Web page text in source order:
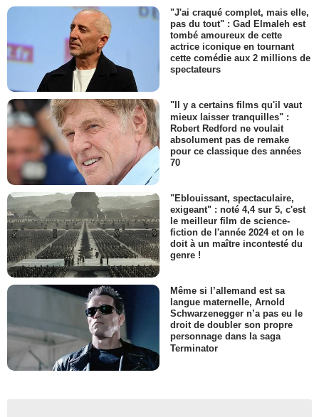
"J'ai craqué complet, mais elle,
pas du tout" : Gad Elmaleh est
tombé amoureux de cette
actrice iconique en tournant
cette comédie aux 2 millions de
spectateurs
"Il y a certains films qu'il vaut
mieux laisser tranquilles" :
Robert Redford ne voulait
absolument pas de remake
pour ce classique des années
70
"Eblouissant, spectaculaire,
exigeant" : noté 4,4 sur 5, c'est
le meilleur film de science-
fiction de l'année 2024 et on le
doit à un maître incontesté du
genre !
Même si l’allemand est sa
langue maternelle, Arnold
Schwarzenegger n’a pas eu le
droit de doubler son propre
personnage dans la saga
Terminator